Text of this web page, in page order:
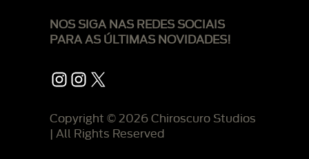
NOS SIGA NAS REDES SOCIAIS
PARA AS ÚLTIMAS NOVIDADES!
Instagram
Instagram
X
Copyright © 2026 Chiroscuro Studios
| All Rights Reserved